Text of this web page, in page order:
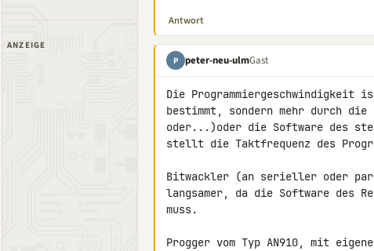
ANZEIGE
Antwort
P peter-neu-ulmGast
Die Programmiergeschwindigkeit
bestimmt, sondern mehr durch
oder...)oder die Software des
stellt die Taktfrequenz des
Bitwackler (an serieller oder
langsamer, da die Software des
muss.
Progger vom Typ AN910, mit